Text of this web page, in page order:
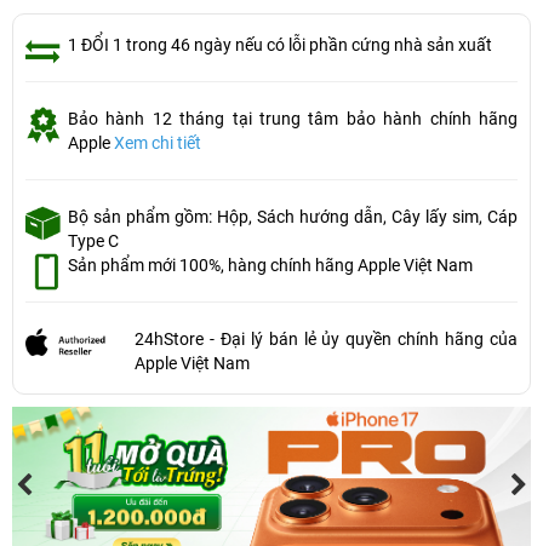
1 ĐỔI 1 trong 46 ngày nếu có lỗi phần cứng nhà sản xuất
Bảo hành 12 tháng tại trung tâm bảo hành chính hãng
AppleXem chi tiết
Bộ sản phẩm gồm: Hộp, Sách hướng dẫn, Cây lấy sim, Cáp
Type C
Sản phẩm mới 100%, hàng chính hãng Apple Việt Nam
24hStore - Đại lý bán lẻ ủy quyền chính hãng của
Apple Việt Nam